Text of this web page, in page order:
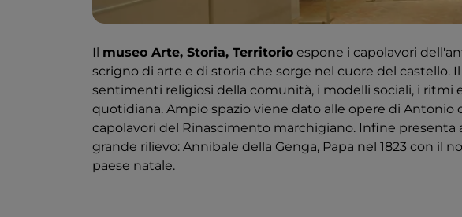
Il museo Arte, Storia, Territorio espone i capolavori
scrigno di arte e di storia che sorge nel cuore del castello.
sentimenti religiosi della comunità, i modelli sociali, i ritmi
quotidiana. Ampio spazio viene dato alle opere di Antonio
capolavori del Rinascimento marchigiano. Infine
grande rilievo: Annibale della Genga, Papa nel 1823 con il
paese natale.